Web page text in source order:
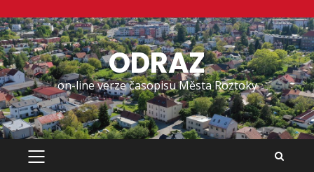
Skip
to
content
ODRAZ
on-line verze časopisu Města Roztoky
PRIMARY